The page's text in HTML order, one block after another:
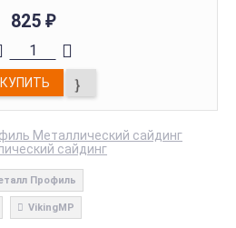
825 ₽
КУПИТЬ
Металлический сайдинг
сайдинг
Профиль
VikingMP